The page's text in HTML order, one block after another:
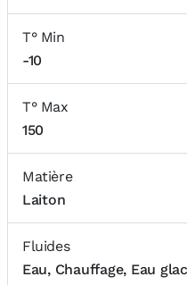
T° Min
-10
T° Max
150
Matière
Laiton
Fluides
Eau, Chauffage, Eau